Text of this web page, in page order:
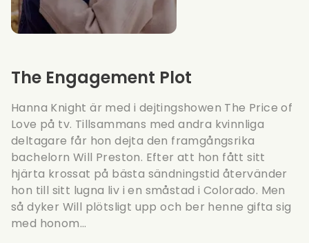
The Engagement Plot
Hanna Knight är med i dejtingshowen The Price of
Love på tv. Tillsammans med andra kvinnliga
deltagare får hon dejta den framgångsrika
bachelorn Will Preston. Efter att hon fått sitt
hjärta krossat på bästa sändningstid återvänder
hon till sitt lugna liv i en småstad i Colorado. Men
så dyker Will plötsligt upp och ber henne gifta sig
med honom...